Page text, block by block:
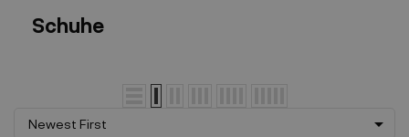
Schuhe
Newest First 